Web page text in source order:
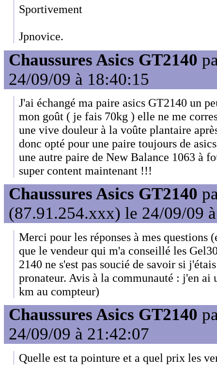
Sportivement
Jpnovice.
Chaussures Asics GT2140
24/09/09 à 18:40:15
J'ai échangé ma paire asics GT2140 un
mon goût ( je fais 70kg ) elle ne me
une vive douleur à la voûte plantaire
donc opté pour une paire toujours de
une autre paire de New Balance 1063 à
super content maintenant !!!
Chaussures Asics GT2140
(87.91.254.xxx) le 24/09/09
Merci pour les réponses à mes questions
que le vendeur qui m'a conseillé les
2140 ne s'est pas soucié de savoir si
pronateur. Avis à la communauté : j'en ai
km au compteur)
Chaussures Asics GT2140
24/09/09 à 21:42:07
Quelle est ta pointure et a quel prix les